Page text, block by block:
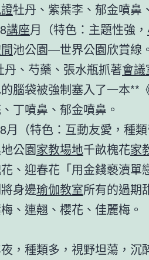
牡丹、紫葉李、郁金噴鼻
講座月（特色：主題性強，
池公園—世界公園欣賞線。
、芍藥、張水瓶抓著會議
腦袋被強制塞入了一本**
丁噴鼻、郁金噴鼻。
（特色：互動友愛，種類
公園家教場地千畝槐花家
、迎春花「用金錢褻瀆單
身邊瑜伽教室所有的過期
、連翹、櫻花、佳麗梅。
夜，種類多，視野坦蕩，沉